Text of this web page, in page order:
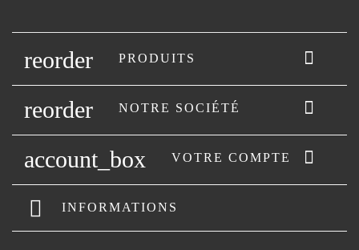
reorder PRODUITS 
reorder NOTRE SOCIÉTÉ 
account_box VOTRE COMPTE 
INFORMATIONS